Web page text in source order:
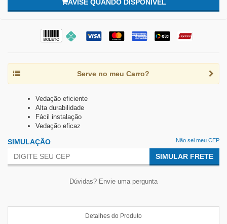
AVISE QUANDO DISPONIVEL
Serve no meu Carro?
Vedação eficiente
Alta durabilidade
Fácil instalação
Vedação eficaz
SIMULAÇÃO Não sei meu CEP
SIMULAR FRETE
Dúvidas? Envie uma pergunta
Detalhes do Produto